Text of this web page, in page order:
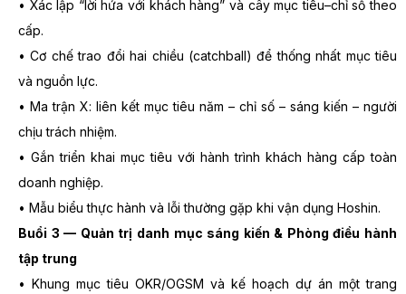
• Xác lập “lời hứa với khách hàng” và cây mục tiêu–chỉ số theo
cấp.
• Cơ chế trao đổi hai chiều (catchball) để thống nhất mục tiêu
và nguồn lực.
• Ma trận X: liên kết mục tiêu năm – chỉ số – sáng kiến – người
chịu trách nhiệm.
• Gắn triển khai mục tiêu với hành trình khách hàng cấp toàn
doanh nghiệp.
• Mẫu biểu thực hành và lỗi thường gặp khi vận dụng Hoshin.
Buổi 3 — Quản trị danh mục sáng kiến & Phòng điều hành
tập trung
• Khung mục tiêu OKR/OGSM và kế hoạch dự án một trang